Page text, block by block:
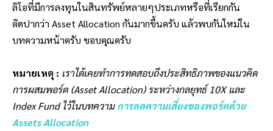
ลิโอที่มีการลงทุนในสินทรัพย์หลายๆประเภทหรือที่เรียกกัน
ติดปากว่า Asset Allocation กันมากขึ้นครับ แล้วพบกันใหม่ใน
บทความหน้าครับ ขอบคุณครับ
หมายเหตุ : เราได้เคยทำการทดสอบถึงประสิทธิภาพของแนวคิด
การผสมพอร์ต (Asset Allocation) ระหว่างกลยุทธ์ 10X และ
Index Fund ไว้ในบทความการลดความเสี่ยงของพอร์ตด้วย
Assets Allocation